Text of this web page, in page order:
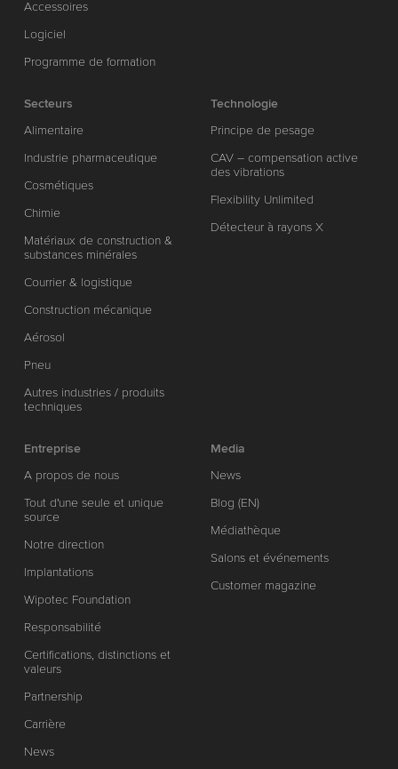
Accessoires
Logiciel
Programme de formation
Secteurs
Alimentaire
Industrie pharmaceutique
Cosmétiques
Chimie
Matériaux de construction &
substances minérales
Courrier & logistique
Construction mécanique
Aérosol
Pneu
Autres industries / produits
techniques
Technologie
Principe de pesage
CAV – compensation active
des vibrations
Flexibility Unlimited
Détecteur à rayons X
Entreprise
A propos de nous
Tout d'une seule et unique
source
Notre direction
Implantations
Wipotec Foundation
Responsabilité
Certifications, distinctions et
valeurs
Partnership
Carrière
News
Media
News
Blog (EN)
Médiathèque
Salons et événements
Customer magazine